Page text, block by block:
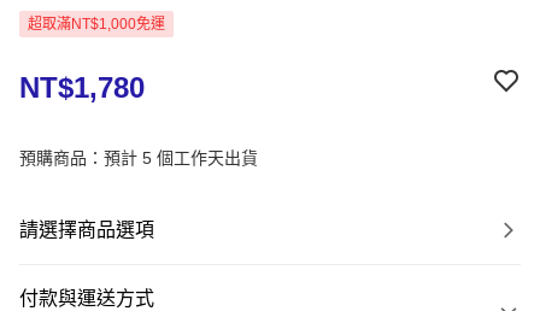
超取滿NT$1,000免運
NT$1,780
預購商品：預計 5 個工作天出貨
請選擇商品選項
付款與運送方式